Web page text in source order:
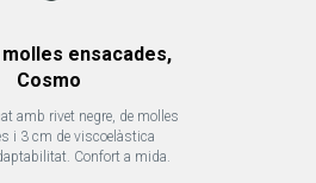
molles ensacades,
Cosmo
amb rivet negre, de molles
i 3 cm de viscoelàstica
Confort a mida.